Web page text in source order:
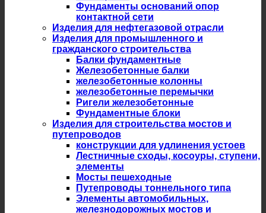
Фундаменты оснований опор
контактной сети
Изделия для нефтегазовой отрасли
Изделия для промышленного и
гражданского строительства
Балки фундаментные
Железобетонные балки
железобетонные колонны
железобетонные перемычки
Ригели железобетонные
Фундаментные блоки
Изделия для строительства мостов и
путепроводов
конструкции для удлинения устоев
Лестничные сходы, косоуры, ступени,
элементы
Мосты пешеходные
Путепроводы тоннельного типа
Элементы автомобильных,
железнодорожных мостов и